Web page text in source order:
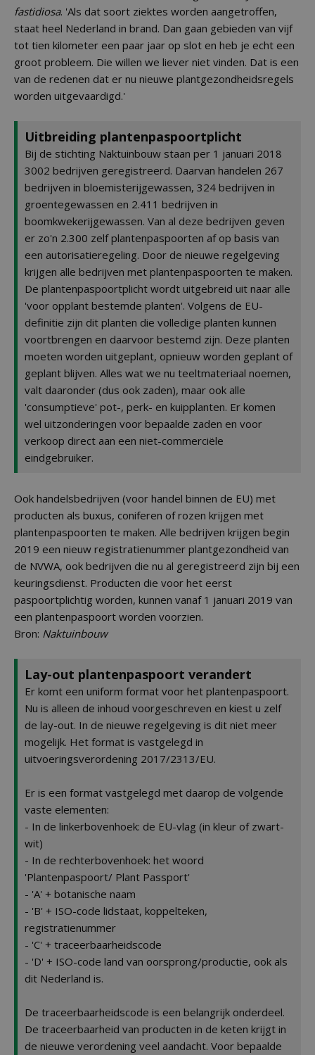
fastidiosa. 'Als dat soort ziektes worden aangetroffen,
staat heel Nederland in brand. Dan gaan gebieden van vijf
tot tien kilometer een paar jaar op slot en heb je echt een
groot probleem. Die willen we liever niet vinden. Dat is een
van de redenen dat er nu nieuwe plantgezondheidsregels
worden uitgevaardigd.'
Uitbreiding plantenpaspoortplicht
Bij de stichting Naktuinbouw staan per 1 januari 2018
3002 bedrijven geregistreerd. Daarvan handelen 267
bedrijven in bloemisterijgewassen, 324 bedrijven in
groentegewassen en 2.411 bedrijven in
boomkwekerijgewassen. Van al deze bedrijven geven
er zo'n 2.300 zelf plantenpaspoorten af op basis van
een autorisatieregeling. Door de nieuwe regelgeving
krijgen alle bedrijven met plantenpaspoorten te maken.
De plantenpaspoortplicht wordt uitgebreid uit naar alle
'voor opplant bestemde planten'. Volgens de EU-
definitie zijn dit planten die volledige planten kunnen
voortbrengen en daarvoor bestemd zijn. Deze planten
moeten worden uitgeplant, opnieuw worden geplant of
geplant blijven. Alles wat we nu teeltmateriaal noemen,
valt daaronder (dus ook zaden), maar ook alle
'consumptieve' pot-, perk- en kuipplanten. Er komen
wel uitzonderingen voor bepaalde zaden en voor
verkoop direct aan een niet-commerciële
eindgebruiker.
Ook handelsbedrijven (voor handel binnen de EU) met
producten als buxus, coniferen of rozen krijgen met
plantenpaspoorten te maken. Alle bedrijven krijgen begin
2019 een nieuw registratienummer plantgezondheid van
de NVWA, ook bedrijven die nu al geregistreerd zijn bij een
keuringsdienst. Producten die voor het eerst
paspoortplichtig worden, kunnen vanaf 1 januari 2019 van
een plantenpaspoort worden voorzien.
Bron: Naktuinbouw
Lay-out plantenpaspoort verandert
Er komt een uniform format voor het plantenpaspoort.
Nu is alleen de inhoud voorgeschreven en kiest u zelf
de lay-out. In de nieuwe regelgeving is dit niet meer
mogelijk. Het format is vastgelegd in
uitvoeringsverordening 2017/2313/EU.
Er is een format vastgelegd met daarop de volgende
vaste elementen:
- In de linkerbovenhoek: de EU-vlag (in kleur of zwart-
wit)
- In de rechterbovenhoek: het woord
'Plantenpaspoort/ Plant Passport'
- 'A' + botanische naam
- 'B' + ISO-code lidstaat, koppelteken,
registratienummer
- 'C' + traceerbaarheidscode
- 'D' + ISO-code land van oorsprong/productie, ook als
dit Nederland is.
De traceerbaarheidscode is een belangrijk onderdeel.
De traceerbaarheid van producten in de keten krijgt in
de nieuwe verordening veel aandacht. Voor bepaalde